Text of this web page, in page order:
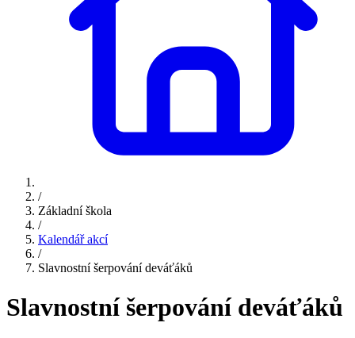
/
Základní škola
/
Kalendář akcí
/
Slavnostní šerpování deváťáků
Slavnostní šerpování deváťáků